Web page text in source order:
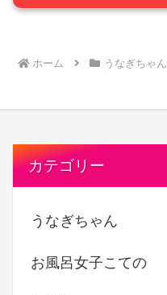
ホーム うなぎちゃん
カテゴリー
うなぎちゃん
お風呂女子こての